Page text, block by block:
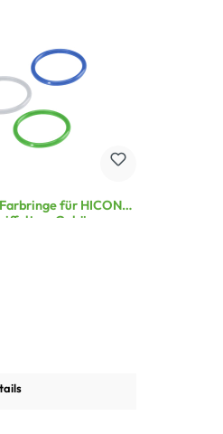
für HICON
Gehäuse